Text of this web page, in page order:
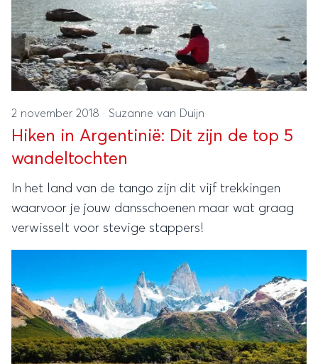
2 november 2018 · Suzanne van Duijn
Hiken in Argentinië: Dit zijn de top 5
wandeltochten
In het land van de tango zijn dit vijf trekkingen
waarvoor je jouw dansschoenen maar wat graag
verwisselt voor stevige stappers!